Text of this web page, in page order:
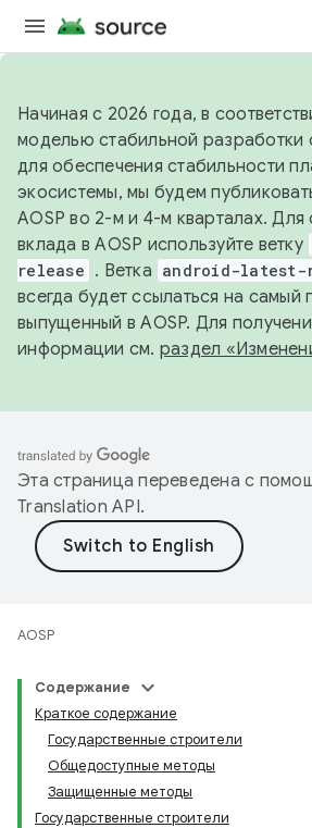
Начиная с 2026 года, в
моделью стабильной разработки
для обеспечения стабильности
экосистемы, мы будем
AOSP во 2-м и 4-м кварталах. Для
вклада в AOSP используйте ветку
release . Ветка android-latest-
всегда будет ссылаться на самый
выпущенный в AOSP. Для
информации см. раздел
Эта страница переведена с
Translation API.
AOSP
Содержание
Краткое содержание
Государственные строители
Общедоступные методы
Защищенные методы
Государственные строители